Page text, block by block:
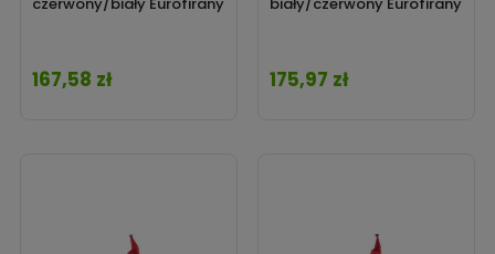
Cena
167,58 zł Cena
175,97 zł